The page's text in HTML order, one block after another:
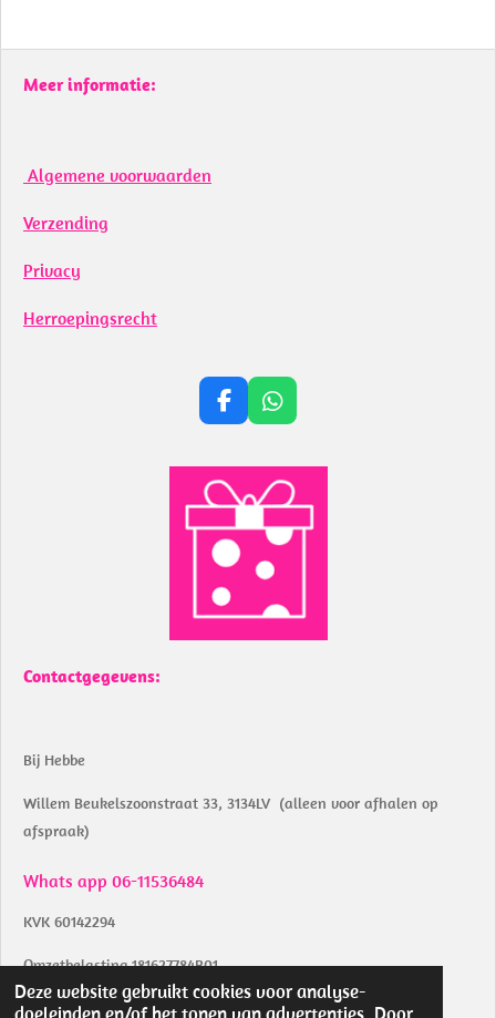
Deze website gebruikt cookies voor analyse-
Meer informatie:
Algemene voorwaarden
Verzending
Privacy
Herroepingsrecht
F
a
e
b
o
o
k
W
h
t
s
A
p
p
Contactgegevens:
Bij Hebbe
Willem Beukelszoonstraat 33, 3134LV (alleen voor afhalen op
afspraak)
Whats app 06-11536484
KVK 60142294
Omzetbelasting 181627784B01
Btw identificatienummer NL002039853B04